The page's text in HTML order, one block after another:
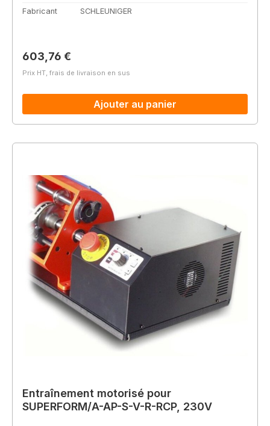
Fabricant
SCHLEUNIGER
Prix régulier :
603,76 €
Prix HT, frais de livraison en sus
Ajouter au panier
Entraînement motorisé pour
SUPERFORM/A-AP-S-V-R-RCP, 230V